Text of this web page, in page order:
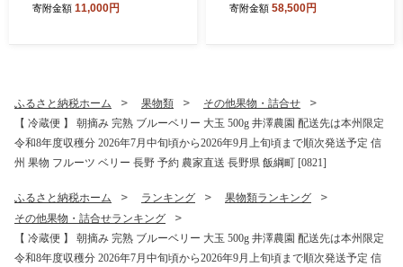
証 ながの農業協同組合 2026
[1202]
寄附金額 11,000円
への配送不可 2026年10月上
寄附金額 58,500円
ふるさと納税ホーム 果物類
その他果物・詰合せ
【 冷蔵便 】 朝摘み 完熟 ブルーベリー 大玉 500g 井澤農園 配送先は本州限定
令和8年度収穫分 2026年7月中旬頃から2026年9月上旬頃まで順次発送予定 信
州 果物 フルーツ ベリー 長野 予約 農家直送 長野県 飯綱町 [0821]
ふるさと納税ホーム ランキング
果物類ランキング
その他果物・詰合せランキング
【 冷蔵便 】 朝摘み 完熟 ブルーベリー 大玉 500g 井澤農園 配送先は本州限定
令和8年度収穫分 2026年7月中旬頃から2026年9月上旬頃まで順次発送予定 信